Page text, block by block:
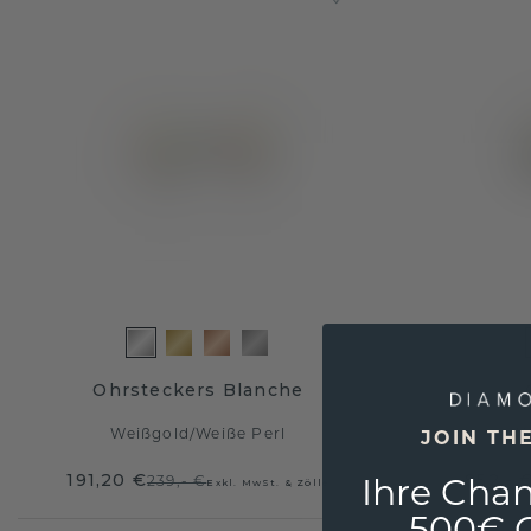
Ohrsteckers Blanche
Weißgold /Weiße Perl
191,20 €239,- €Exkl. MwSt. & Zölle 852,- €
JOIN
Ihre